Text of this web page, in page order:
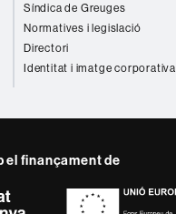
Síndica de Greuges
Normatives i legislació
Directori
Identitat i imatge corporativa
el finançament de